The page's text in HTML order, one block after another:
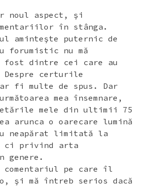
noul aspect, şi
în stânga.
aminteşte puternic de
forumistic nu mă
fost dintre cei care au
certurile
fi multe de spus. Dar
mea însemnare,
mele din ultimii 75
arunca o oarecare lumină
neapărat limitată la
ci privind arta
genere.
pe care îl
şi mă întreb serios dacă